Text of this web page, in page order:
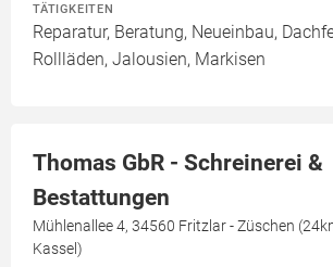
TÄTIGKEITEN
Reparatur, Beratung, Neueinbau,
Rollläden, Jalousien, Markisen
Thomas GbR - Schreinerei &
Bestattungen
Mühlenallee 4, 34560 Fritzlar - Züschen
Kassel)